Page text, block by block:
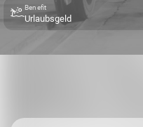
Benefit
Urlaubsgeld